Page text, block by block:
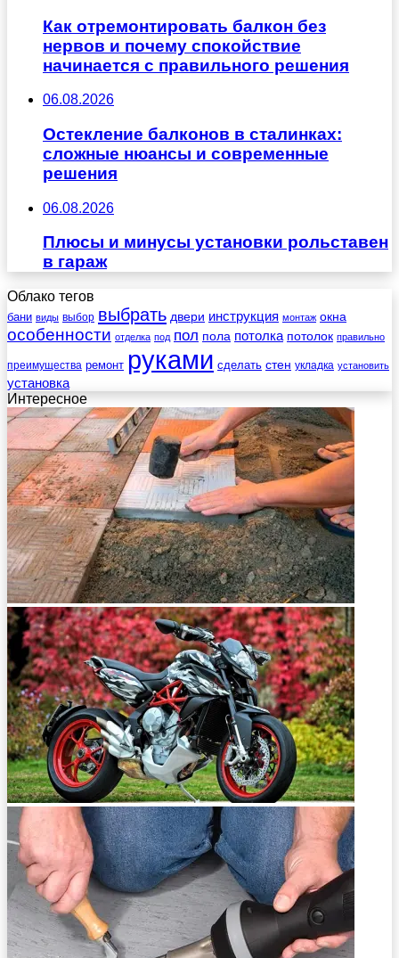
Как отремонтировать балкон без
нервов и почему спокойствие
начинается с правильного решения
06.08.2026
Остекление балконов в сталинках:
сложные нюансы и современные
решения
06.08.2026
Плюсы и минусы установки рольставен
в гараж
Облако тегов
бани виды выбор выбрать двери инструкция монтаж окна
особенности отделка под пол пола потолка потолок правильно
преимущества ремонт руками сделать стен укладка установить
установка
Интересное